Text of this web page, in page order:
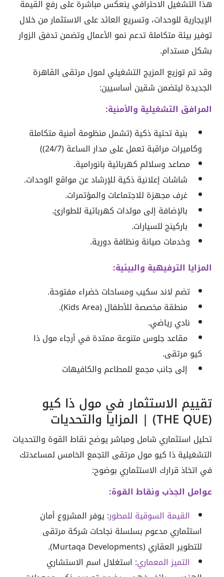
هذا التشغيل الاحترافي ينعكس مباشرة على رفع القيمة
الإيجارية للوحدات، وتسريع العائد على الاستثمار من خلال
توفير بيئة متكاملة تدعم نمو الأعمال وتضمن تدفق الزوار
بشكل مستدام.
وقد تم توزيع المزيج التشغيلي لمول مرتقى القاهرة
الجديدة ليتضمن شقين أساسيين:
المرافق التشغيلية والأمنية:
بنية تحتية ذكية (تشمل منظومة أمنية متكاملة
وكاميرات مراقبة تعمل على مدار الساعة (24/7))
مصاعد وسلالم كهربائية بانورامية.
شاشات إعلانية ذكية للإرشاد عن مواقع الوحدات.
غرف مجهزة للاجتماعات والمؤتمرات.
بالإضافة إلى مولدات كهربائية للطوارئ.
باركينج للسيارات.
وخدمات صيانة ونظافة دورية.
المزايا الترفيهية والبيئية:
تضم لاند سكيب ومساحات خضراء مفتوحة.
منطقة مخصصة للأطفال (Kids Area).
نادي رياضي.
مقاعد جلوس متنوعة ممتدة في أرجاء مول ذا
كيو مرتقى.
إلى جانب مجمع للمطاعم والكافيهات
تقييم الاستثمار في مول ذا كيو
(THE QUE) | المزايا والتحديات
تحليل استثماري شامل ومباشر يوضح نقاط القوة والتحديات
التشغيلية ذا كيو مول مرتقى التجمع الخامس لمساعدتك
في اتخاذ قرارك الاستثماري بوضوح:
عوامل الجذب ونقاط القوة:
القيمة السوقية للمطور: يوفر المشروع أمان
استثماري مدعوم بسلسلة نجاحات شركة مرتقى
للتطوير العقاري (Murtaqa Developments).
التميز المعماري: استغلال اسم الاستشاري